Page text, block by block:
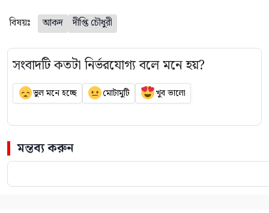
বিষয়ঃ আকদ দীপ্তি চৌধুরী
সংবাদটি কতটা নির্ভরযোগ্য বলে মনে হয়?
ভুল মনে হচ্ছে মোটামুটি খুব ভালো
মন্তব্য করুন